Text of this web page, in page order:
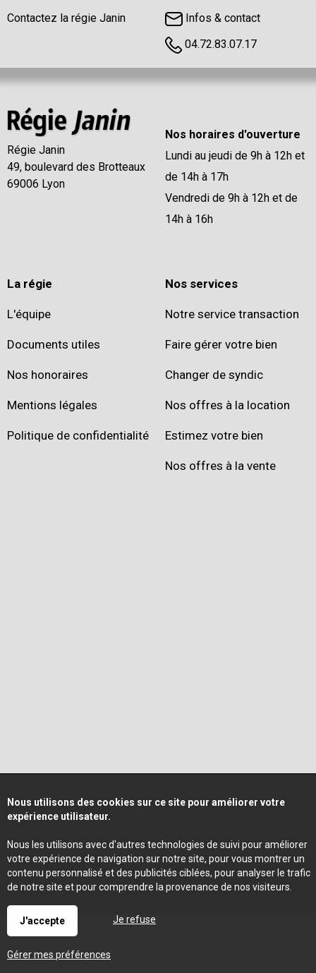
Contactez la régie Janin
Infos & contact
04.72.83.07.17
Régie Janin
49, boulevard des Brotteaux
69006 Lyon
Nos horaires d'ouverture
Lundi au jeudi de 9h à 12h et
de 14h à 17h
Vendredi de 9h à 12h et de
14h à 16h
La régie
L'équipe
Documents utiles
Nos honoraires
Mentions légales
Politique de confidentialité
Nos services
Notre service transaction
Faire gérer votre bien
Changer de syndic
Nos offres à la location
Estimez votre bien
Nos offres à la vente
Nous utilisons des cookies sur ce site pour améliorer votre
expérience utilisateur.
Nous les utilisons avec d'autres technologies de suivi pour améliorer
votre expérience de navigation sur notre site, pour vous montrer un
contenu personnalisé et des publicités ciblées, pour analyser le trafic
de notre site et pour comprendre la provenance de nos visiteurs.
J'accepte Je refuse
Gérer mes préférences